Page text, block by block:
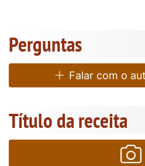
Perguntas
Falar com o
Título da receita